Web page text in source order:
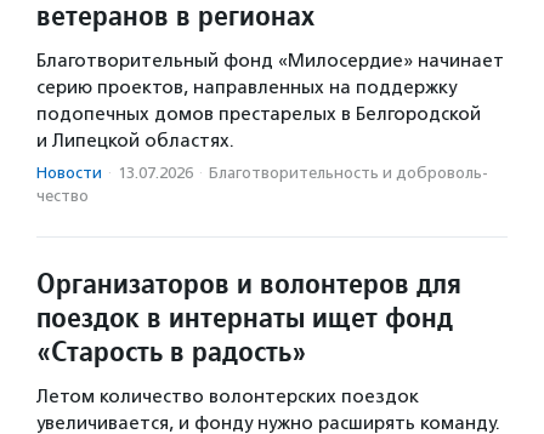
ветеранов в регионах
Благотворительный фонд «Милосердие» начинает
серию проектов, направленных на поддержку
подопечных домов престарелых в Белгородской
и Липецкой областях.
Новости · 13.07.2026 · Благотвори­тель­ность и доброволь­
чест­во
Организаторов и волонтеров для
поездок в интернаты ищет фонд
«Старость в радость»
Летом количество волонтерских поездок
увеличивается, и фонду нужно расширять команду.